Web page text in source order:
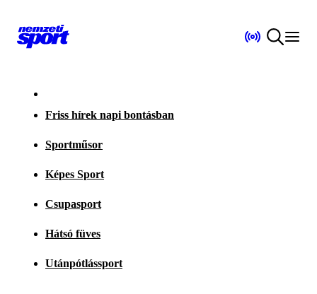
Friss hírek napi bontásban
Sportműsor
Képes Sport
Csupasport
Hátsó füves
Utánpótlássport